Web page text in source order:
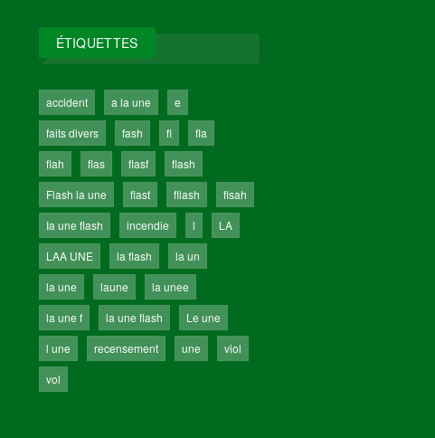
ÉTIQUETTES
accident a la une
e
faits divers
fash fl
fla
flah
flas flasf
flash
Flash la une
flast fllash
flsah
Ia une flash
incendie l
LA
LAA UNE
la flash
la un
la une
laune
la unee
la une f
la une flash
Le une
l une
recensement une
viol
vol